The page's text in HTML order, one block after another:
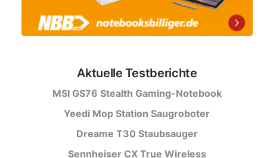
Aktuelle Testberichte
MSI GS76 Stealth Gaming-Notebook
Yeedi Mop Station Saugroboter
Dreame T30 Staubsauger
Sennheiser CX True Wireless